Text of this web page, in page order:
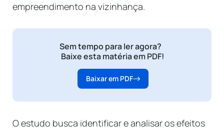
empreendimento na vizinhança.
Sem tempo para ler agora?
Baixe esta matéria em PDF!
Baixar em PDF
O estudo busca identificar e analisar os efeitos